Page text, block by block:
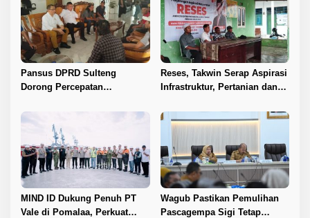
Pansus DPRD Sulteng
Dorong Percepatan
Sawit di Toli-Toli
Reses, Takwin Serap Aspirasi
Infrastruktur, Pertanian dan
MIND ID Dukung Penuh PT
Vale di Pomalaa, Perkuat
Wagub Pastikan Pemulihan
Pascagempa Sigi Tetap